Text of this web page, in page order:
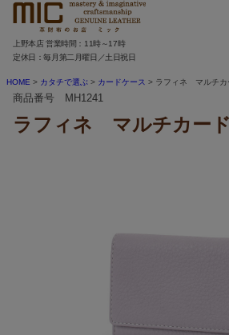
上野本店 営業時間：11時～17時
定休日：毎月第二月曜日／土日祝日
HOME カタチで選ぶ カードケース ラフィネ マルチカ
商品番号 MH1241
ラフィネ マルチカー